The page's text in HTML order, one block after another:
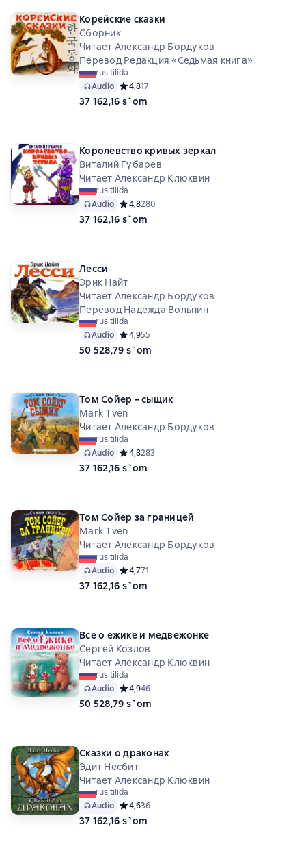
Корейские сказки
Сборник
Читает Александр Бордуков
Перевод Редакция «Седьмая книга»
rus tilida
Audio Средний рейтинг 4,8 на основе 17 оценок
4,817
37 162,16 s`om
Королевство кривых зеркал
Виталий Губарев
Читает Александр Клюквин
rus tilida
Audio Средний рейтинг 4,8 на основе 280 оценок
4,8280
37 162,16 s`om
Лесси
Эрик Найт
Читает Александр Бордуков
Перевод Надежда Вольпин
rus tilida
Audio Средний рейтинг 4,9 на основе 55 оценок
4,955
50 528,79 s`om
Том Сойер – сыщик
Mark Tven
Читает Александр Бордуков
rus tilida
Audio Средний рейтинг 4,8 на основе 283 оценок
4,8283
37 162,16 s`om
Том Сойер за границей
Mark Tven
Читает Александр Бордуков
rus tilida
Audio Средний рейтинг 4,7 на основе 71 оценок
4,771
37 162,16 s`om
Все о ежике и медвежонке
Сергей Козлов
Читает Александр Клюквин
rus tilida
Audio Средний рейтинг 4,9 на основе 46 оценок
4,946
50 528,79 s`om
Сказки о драконах
Эдит Несбит
Читает Александр Клюквин
rus tilida
Audio Средний рейтинг 4,6 на основе 36 оценок
4,636
37 162,16 s`om